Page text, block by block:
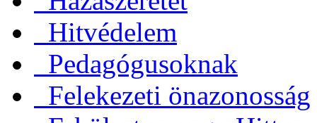
Hitvédelem
Pedagógusoknak
Felekezeti önazonosság